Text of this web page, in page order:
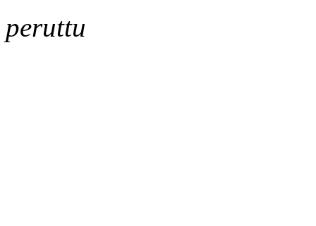
peruttu